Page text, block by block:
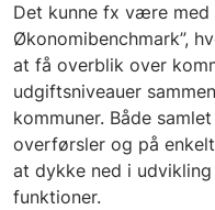
Det kunne fx være med
Økonomibenchmark”,
at få overblik over
udgiftsniveauer
kommuner. Både
overførsler og på
at dykke ned i
funktioner.